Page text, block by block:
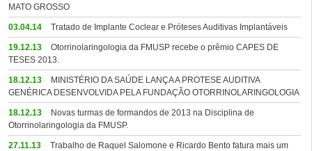
MATO GROSSO
03.04.14 Tratado de Implante Coclear e Próteses Auditivas Implantáveis
19.12.13
Otorrinolaringologia da FMUSP recebe o prêmio CAPES DE
TESES 2013.
18.12.13
MINISTÉRIO DA SAÚDE LANÇA A PROTESE AUDITIVA
GENÉRICA DESENVOLVIDA PELA FUNDAÇÃO OTORRINOLARINGOLOGIA
18.12.13
Novas turmas de formandos de 2013 na Disciplina de
Otorrinolaringologia da FMUSP.
27.11.13
Trabalho de Raquel Salomone e Ricardo Bento fatura mais um